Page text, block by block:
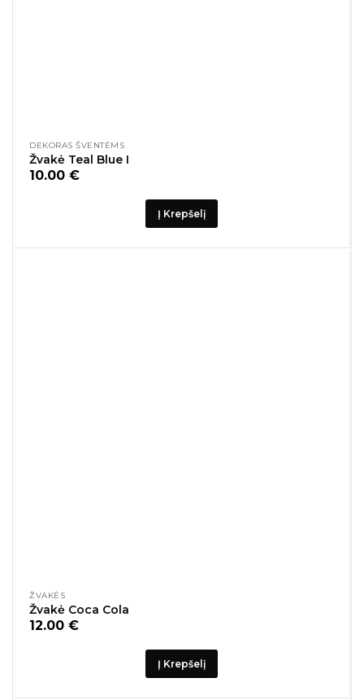
DEKORAS ŠVENTĖMS
Žvakė Teal Blue I
10.00 €
Į Krepšelį
ŽVAKĖS
Žvakė Coca Cola
12.00 €
Į Krepšelį